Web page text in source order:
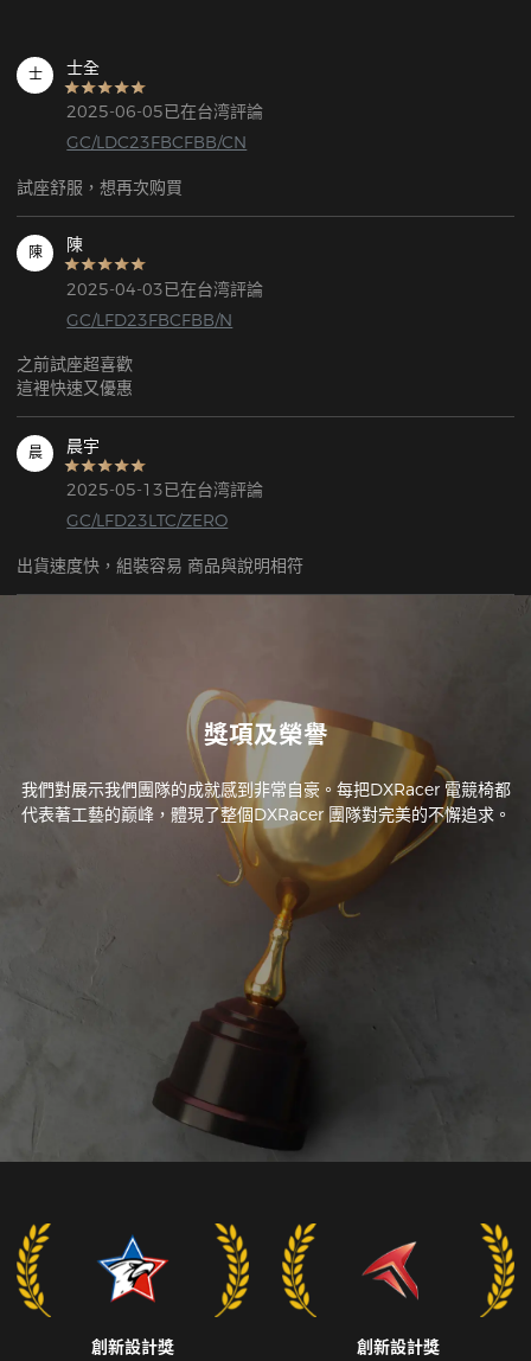
士 士全
2025-06-05已在台湾評論
GC/LDC23FBCFBB/CN
試座舒服，想再次购買
陳 陳
2025-04-03已在台湾評論
GC/LFD23FBCFBB/N
之前試座超喜歡
這裡快速又優惠
晨 晨宇
2025-05-13已在台湾評論
GC/LFD23LTC/ZERO
獎項及榮譽
我們對展示我們團隊的成就感到非常自豪。每把DXRacer 電競椅都
代表著工藝的巅峰，體現了整個DXRacer 團隊對完美的不懈追求。
創新設計獎
創新設計獎